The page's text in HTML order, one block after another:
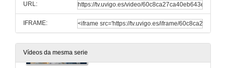
URL:
IFRAME:
Vídeos da mesma serie
13 de maio de 2021
Quenda de preguntas. Ámbito da prosperidade: outro desenvolvemento é posible